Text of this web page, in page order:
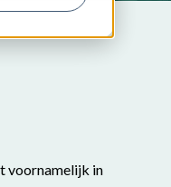
voornamelijk in